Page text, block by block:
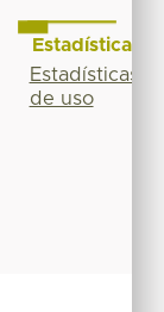
Estadísticas
Estadísticas
de uso